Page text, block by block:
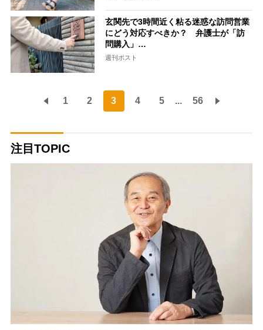
玄関先で3時間近く粘る迷惑な訪問営業
にどう対応すべきか？ 弁護士が「訪
問購入」…
週刊ポスト
1 2 3 4 5 ... 56
注目TOPIC